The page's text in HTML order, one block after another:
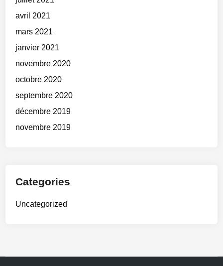
avril 2021
mars 2021
janvier 2021
novembre 2020
octobre 2020
septembre 2020
décembre 2019
novembre 2019
Categories
Uncategorized